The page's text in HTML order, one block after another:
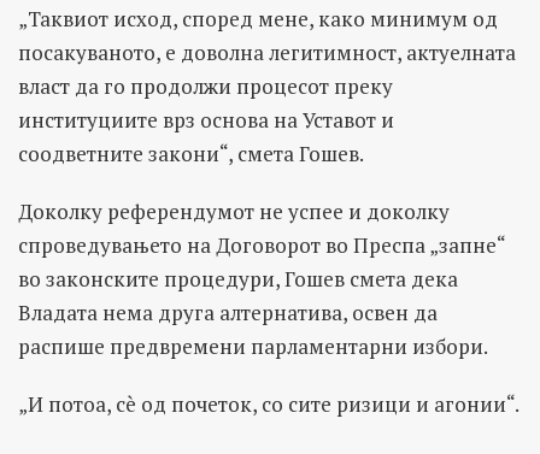
„Таквиот исход, според мене, како минимум од
посакуваното, е доволна легитимност, актуелната
власт да го продолжи процесот преку
институциите врз основа на Уставот и
соодветните закони“, смета Гошев.
Доколку референдумот не успее и доколку
спроведувањето на Договорот во Преспа „запне“
во законските процедури, Гошев смета дека
Владата нема друга алтернатива, освен да
распише предвремени парламентарни избори.
„И потоа, сè од почеток, со сите ризици и агонии“.